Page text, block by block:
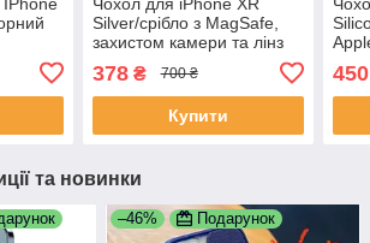
Silver/срібло з MagSafe,
захистом камери та лінз
378₴ 700 ₴
Купити
та новинки
–46% Подарунок